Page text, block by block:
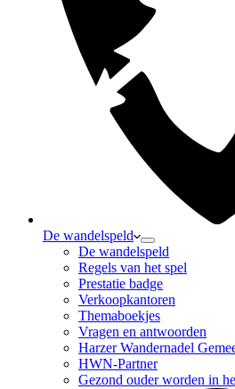
De wandelspeld
De wandelspeld
Regels van het spel
Prestatie badge
Verkoopkantoren
Themaboekjes
Vragen en antwoorden
Harzer Wandernadel
HWN-Partner
Gezond ouder worden in